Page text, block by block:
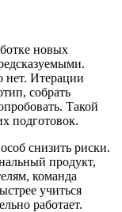
новых
нет. Итерации
собрать
Такой
подготовок.
снизить риски.
продукт,
команда
учиться
работает.